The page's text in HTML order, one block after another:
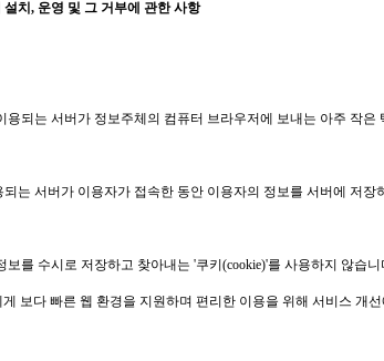
설치, 운영 및 그 거부에 관한 사항
용되는 서버가 정보주체의 컴퓨터 브라우저에 보내는 아주 작
는 서버가 이용자가 접속한 동안 이용자의 정보를 서버에 저장
보를 수시로 저장하고 찾아내는 '쿠키(cookie)'를 사용하지 않습니
게 보다 빠른 웹 환경을 지원하며 편리한 이용을 위해 서비스 개